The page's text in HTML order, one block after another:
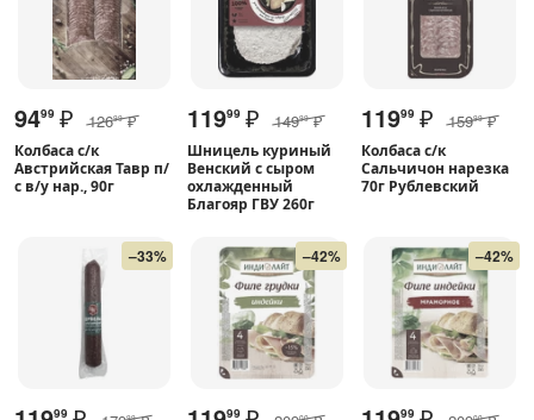
9499 ₽ 12699 ₽
Колбаса с/к
Австрийская Тавр п/
с в/у нар., 90г
11999 ₽ 14999 ₽
Шницель куриный
Венский с сыром
охлажденный
Благояр ГВУ 260г
11999 ₽ 15999 ₽
Колбаса с/к
Сальчичон нарезка
70г Рублевский
–33%
99 99
–42%
99 00
–42%
99 00